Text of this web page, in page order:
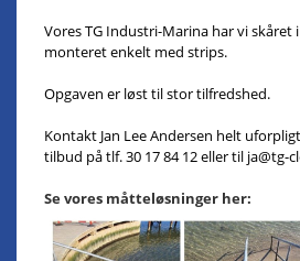
Vores TG Industri-Marina har vi skåret
monteret enkelt med strips.
Opgaven er løst til stor tilfredshed.
Kontakt Jan Lee Andersen helt
tilbud på tlf. 30 17 84 12 eller til ja@tg-
Se vores måtteløsninger her: